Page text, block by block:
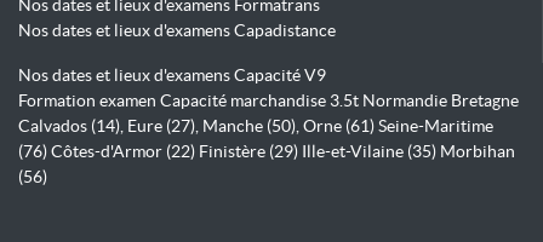
Nos dates et lieux d'examens Formatrans
Nos dates et lieux d'examens Capadistance
Nos dates et lieux d'examens Capacité V9
Formation examen Capacité marchandise 3.5t Normandie Bretagne
Calvados (14), Eure (27), Manche (50), Orne (61) Seine-Maritime
(76) Côtes-d'Armor (22) Finistère (29) Ille-et-Vilaine (35) Morbihan
(56)